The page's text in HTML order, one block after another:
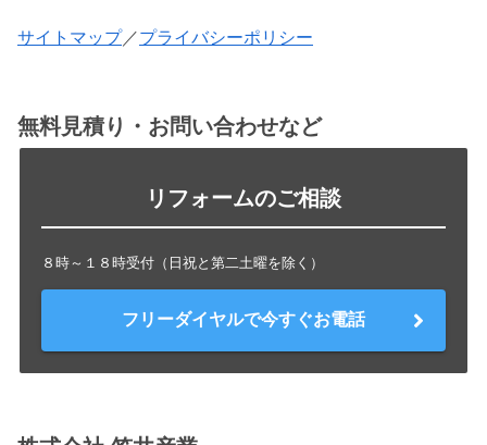
サイトマップ／プライバシーポリシー
無料見積り・お問い合わせなど
リフォームのご相談
８時～１８時受付（日祝と第二土曜を除く）
フリーダイヤルで今すぐお電話